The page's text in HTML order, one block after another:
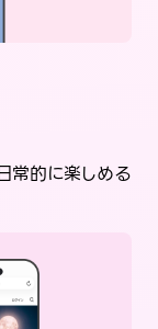
常的に楽しめる